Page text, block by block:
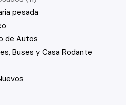
pesada
de Autos
Buses y Casa Rodante